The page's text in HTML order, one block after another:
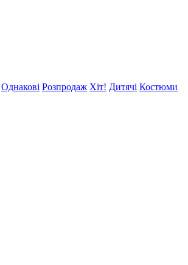
Однакові Розпродаж Хіт! Дитячі Костюми